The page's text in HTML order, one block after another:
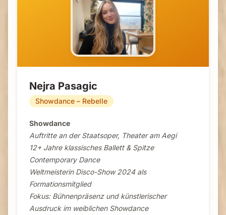
Nejra Pasagic
Showdance – Rebelle
Showdance
Auftritte an der Staatsoper, Theater am Aegi
12+ Jahre klassisches Ballett & Spitze
Contemporary Dance
Weltmeisterin Disco-Show 2024 als
Formationsmitglied
Fokus: Bühnenpräsenz und künstlerischer
Ausdruck im weiblichen Showdance